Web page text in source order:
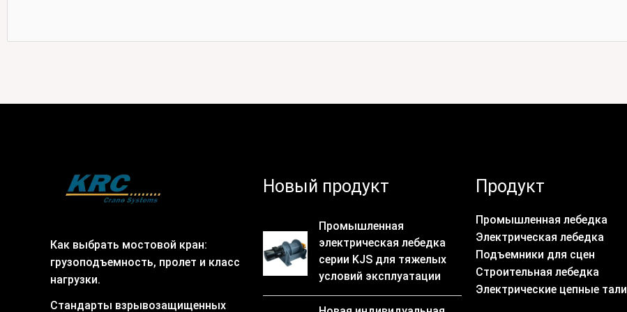
Как выбрать мостовой кран:
грузоподъемность, пролет и класс
нагрузки.
Стандарты взрывозащищенных
Новый продукт
Промышленная
электрическая лебедка
серии KJS для тяжелых
условий эксплуатации
Продукт
Промышленная лебедка
Электрическая лебедка
Подъемники для сцен
Строительная лебедка
Электрические цепные тали